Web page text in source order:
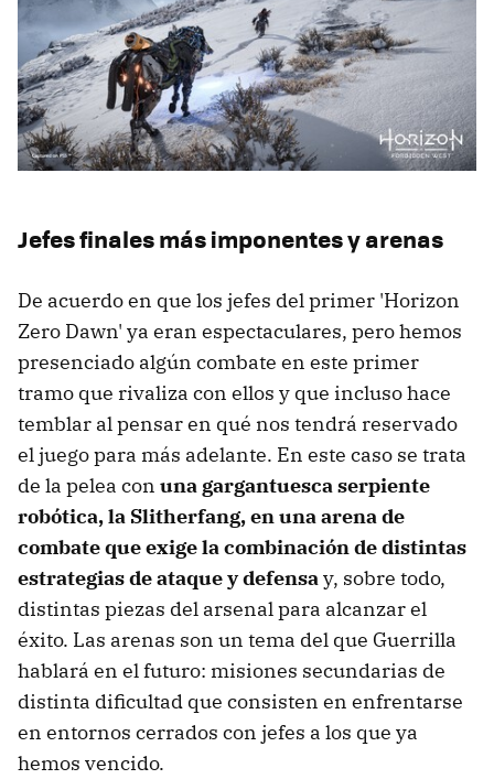
Jefes finales más imponentes y arenas
De acuerdo en que los jefes del primer 'Horizon
Zero Dawn' ya eran espectaculares, pero hemos
presenciado algún combate en este primer
tramo que rivaliza con ellos y que incluso hace
temblar al pensar en qué nos tendrá reservado
el juego para más adelante. En este caso se trata
de la pelea con una gargantuesca serpiente
robótica, la Slitherfang, en una arena de
combate que exige la combinación de distintas
estrategias de ataque y defensay, sobre todo,
distintas piezas del arsenal para alcanzar el
éxito. Las arenas son un tema del que Guerrilla
hablará en el futuro: misiones secundarias de
distinta dificultad que consisten en enfrentarse
en entornos cerrados con jefes a los que ya
hemos vencido.